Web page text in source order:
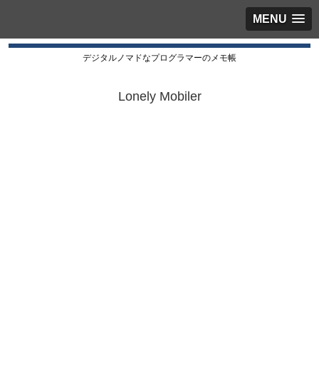
MENU
デジタルノマドなプログラマーのメモ帳
Lonely Mobiler